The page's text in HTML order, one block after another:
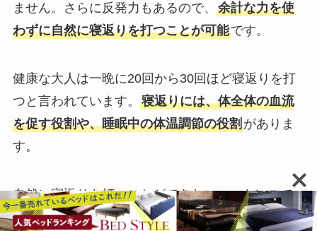
ません。さらに反発力もあるので、 余計な力を使
わずに自然に寝返りを打つことが可能です。
健康な大人は一晩に20回から30回ほど寝返りを打
つと言われています。 寝返りには、体全体の血流
を促す役割や、睡眠中の体温調節の役割がありま
す。
自然に寝返りを打つことができないマットレスで
眠ると疲れが残りやすくなり、寝起きの怠惰感に